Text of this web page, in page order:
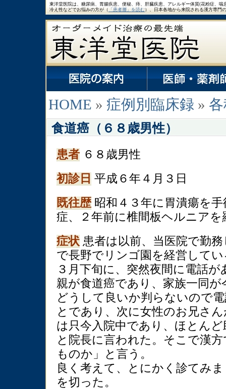
東洋堂医院は、糖尿病、胃腸疾患、便秘、痔、肝臓疾患、アレルギー体質(花粉症、
冷え性などでお悩みの方が（ 「患者層」を読む）、日本各地から来院される漢方専門
HOME » 症例別臨床録 »
食道癌（６８歳男性）
患者 ６８歳男性
初診日 平成６年４月３日
既往歴昭和４３年に胃潰瘍を
症、２年前に椎間板ヘルニアを
症状 患者は以前、当医院で勤
で長野でリンゴ園を経営して
３月下旬に、突然夜間に電話
親が食道癌であり、家族一同
どうして良いか判らないので
とであり、次に女性のお兄さ
は只今入院中であり、ほとん
と院長に言われた。そこで漢
ものか」と言う。
良く考えて、とにかく診てみ
を切った。